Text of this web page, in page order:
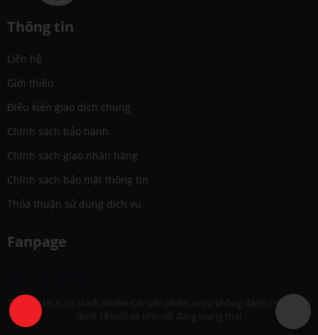
Thông tin
Liên hệ
Giới thiệu
Điều kiện giao dịch chung
Chính sách bảo hành
Chính sách giao nhận hàng
Chính sách bảo mật thông tin
Thỏa thuận sử dụng dịch vụ
Fanpage
Thưởng thức có trách nhiệm Các sản phẩm rượu không dành cho người
dưới 18 tuổi và phụ nữ đang mang thai